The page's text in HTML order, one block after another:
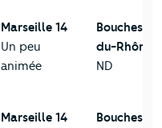
Marseille 14
Un peu
animée
Bouches-
du-Rhône
ND
Marseille 14
Bouches-